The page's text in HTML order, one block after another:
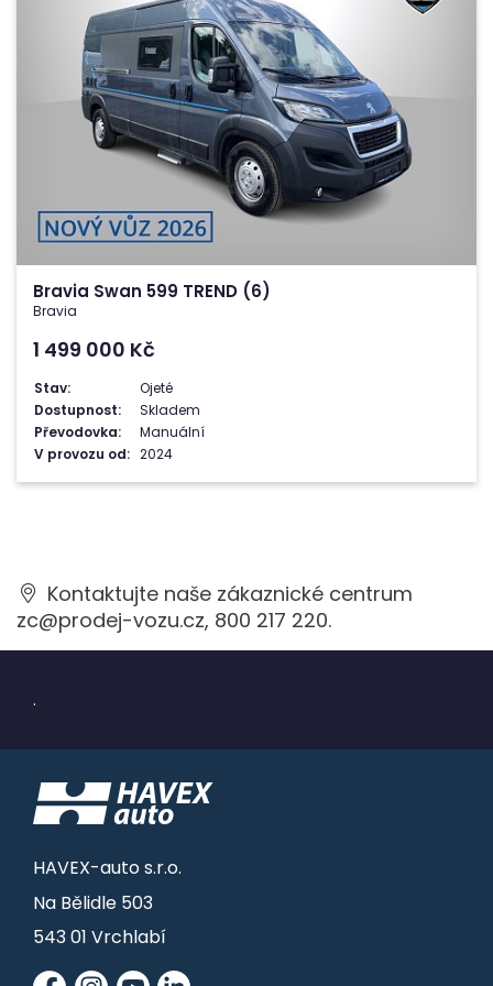
Bravia Swan 599 TREND (6)
Bravia
1 499 000 Kč
Stav:
Ojeté
Dostupnost:
Skladem
Převodovka:
Manuální
V provozu od: 2024
Kontaktujte naše zákaznické centrum
zc@prodej-vozu.cz, 800 217 220.
.
HAVEX-auto s.r.o.
Na Bělidle 503
543 01 Vrchlabí